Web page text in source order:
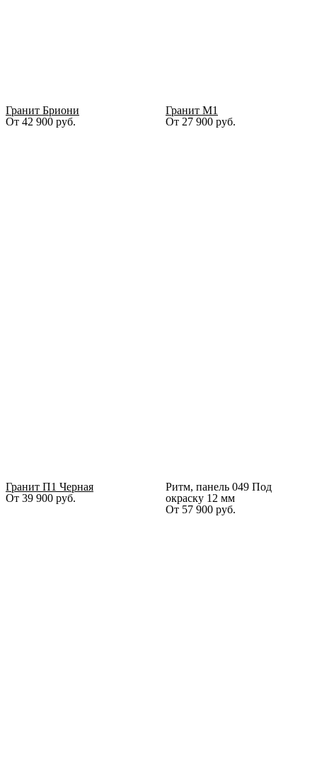
Гранит Бриони
От 42 900 руб.
Гранит М1
От 27 900 руб.
Гранит П1 Черная
От 39 900 руб.
Ритм, панель 049 Под
окраску 12 мм
От 57 900 руб.